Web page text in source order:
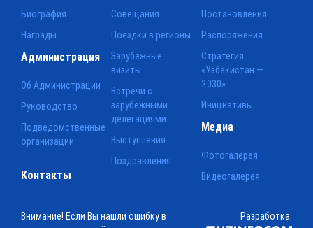
Биография
Награды
Совещания
Поездки в регионы
Зарубежные
визиты
Встречи с
зарубежными
делегациями
Выступления
Поздравления
Постановления
Распоряжения
Стратегия
«Узбекистан —
2030»
Инициативы
Администрация
Об Администрации
Руководство
Подведомственные
организации
Медиа
Фотогалерея
Видеогалерея
Контакты
Внимание! Если Вы нашли ошибку в
Разработка: